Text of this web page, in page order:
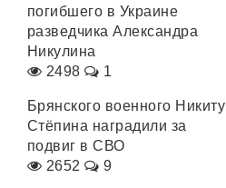
погибшего в Украине
разведчика Александра
Никулина
2498
1
Брянского военного Никиту
Стёпина наградили за
подвиг в СВО
2652
9